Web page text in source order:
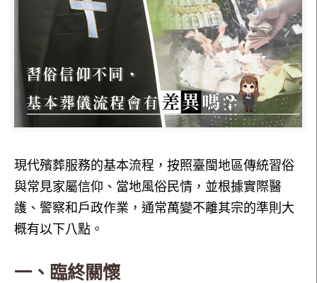
現代殯葬服務的基本流程，按照臺閩地區傳統習俗
與常見家屬信仰、當地風俗民情，並根據實際醫
護、警察和戶政作業，通常萬變不離其宗的準則大
概有以下八點。
一、臨終關懷